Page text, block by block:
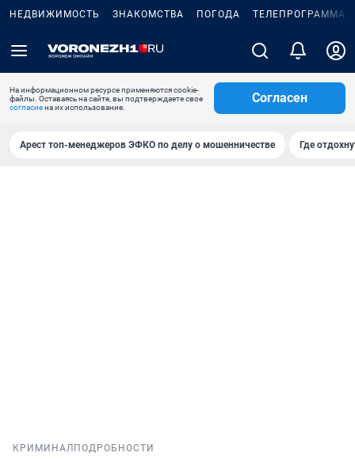
НЕДВИЖИМОСТЬ ЗНАКОМСТВА ПОГОДА ТЕЛЕПРОГРАММА
На информационном ресурсе применяются cookie-
файлы. Оставаясь на сайте, вы подтверждаете свое
согласиена их использование.
Согласен
Арест топ-менеджеров ЭФКО по делу о мошенничестве Где
КРИМИНАЛ ПОДРОБНОСТИ